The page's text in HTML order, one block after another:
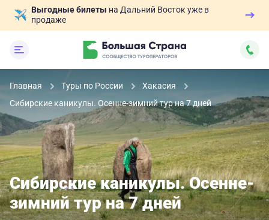
Выгодные билеты на Дальний Восток уже в
продаже
Главная Туры по России
Хакасия
Сибирские каникулы. Осенне-зимний тур на 7 дней
Сибирские каникулы. Осенне-
зимний тур на 7 дней